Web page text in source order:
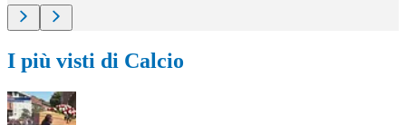
I più visti di Calcio